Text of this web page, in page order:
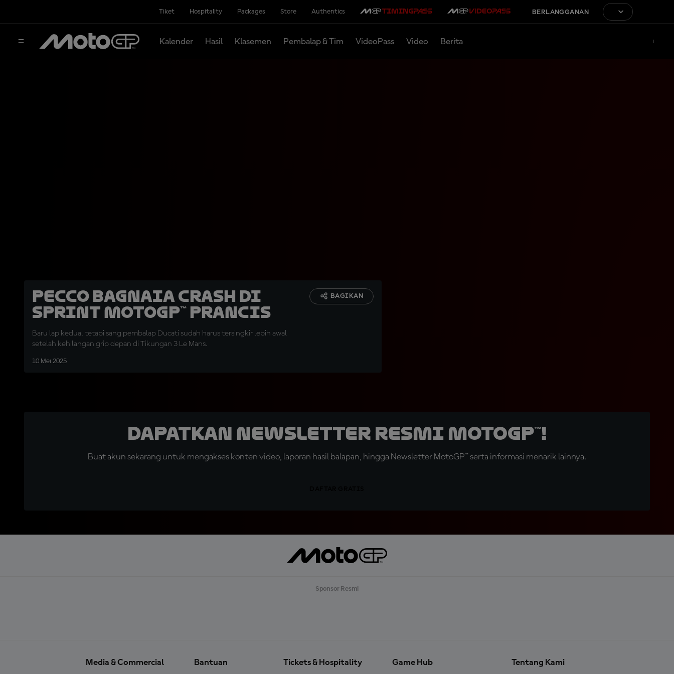
Tiket Hospitality Packages Store Authentics BERLANGGANAN
Kalender Hasil Klasemen Pembalap & Tim VideoPass Video Berita
Pecco Bagnaia Crash di
Sprint MotoGP™ Prancis
Baru lap kedua, tetapi sang pembalap Ducati sudah harus tersingkir lebih awal
setelah kehilangan grip depan di Tikungan 3 Le Mans.
10 Mei 2025
BAGIKAN
Dapatkan Newsletter Resmi MotoGP™!
Buat akun sekarang untuk mengakses konten video, laporan hasil balapan, hingga Newsletter MotoGP™ serta informasi menarik lainnya.
Sponsor Resmi
Media & Commercial Bantuan Tickets & Hospitality Game Hub Tentang Kami